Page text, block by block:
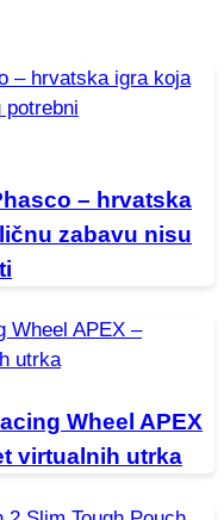
– hrvatska
zabavu nisu
Wheel APEX
virtualnih utrka